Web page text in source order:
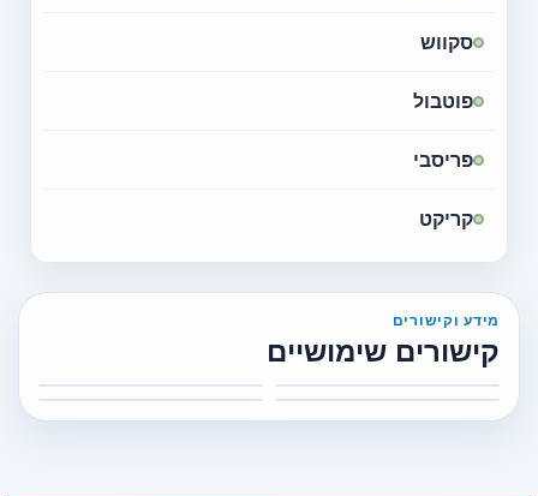
סקווש
פוטבול
פריסבי
קריקט
מידע וקישורים
קישורים שימושיים